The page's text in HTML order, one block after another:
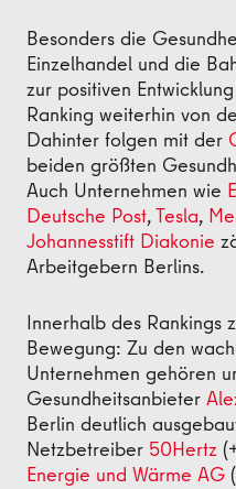
Besonders die
Einzelhandel und die
zur positiven
Ranking weiterhin von
Dahinter folgen mit der
beiden größten
Auch Unternehmen wie
Deutsche Post,Tesla,
Johannesstift Diakonie
Arbeitgebern Berlins.
Innerhalb des Rankings
Bewegung: Zu den
Unternehmen gehören
Gesundheitsanbieter
Berlin deutlich
Netzbetreiber 50Hertz
Energie und Wärme AG